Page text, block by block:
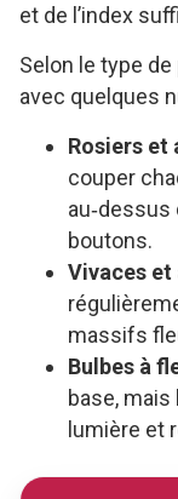
et de l’index
Selon le type
avec quelques
Rosiers et
couper
au‑dessus
boutons.
Vivaces et
massifs
Bulbes à
base,
lumière et